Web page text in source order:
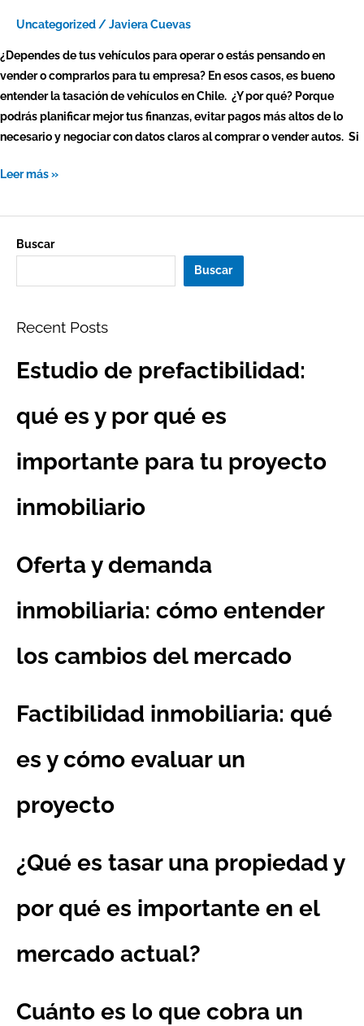
Uncategorized /Javiera Cuevas
¿Dependes de tus vehículos para operar o estás pensando en
vender o comprarlos para tu empresa? En esos casos, es bueno
entender la tasación de vehículos en Chile. ¿Y por qué? Porque
podrás planificar mejor tus finanzas, evitar pagos más altos de lo
necesario y negociar con datos claros al comprar o vender autos. Si
Leer más »
Buscar
Buscar
Recent Posts
Estudio de prefactibilidad:
qué es y por qué es
importante para tu proyecto
inmobiliario
Oferta y demanda
inmobiliaria: cómo entender
los cambios del mercado
Factibilidad inmobiliaria: qué
es y cómo evaluar un
proyecto
¿Qué es tasar una propiedad y
por qué es importante en el
mercado actual?
Cuánto es lo que cobra un